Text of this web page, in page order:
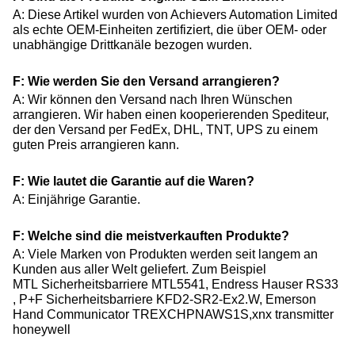
A: Diese Artikel wurden von Achievers Automation Limited
als echte OEM-Einheiten zertifiziert, die über OEM- oder
unabhängige Drittkanäle bezogen wurden.
F: Wie werden Sie den Versand arrangieren?
A: Wir können den Versand nach Ihren Wünschen
arrangieren. Wir haben einen kooperierenden Spediteur,
der den Versand per FedEx, DHL, TNT, UPS zu einem
guten Preis arrangieren kann.
F: Wie lautet die Garantie auf die Waren?
A: Einjährige Garantie.
F: Welche sind die meistverkauften Produkte?
A: Viele Marken von Produkten werden seit langem an
Kunden aus aller Welt geliefert. Zum Beispiel
MTL Sicherheitsbarriere MTL5541, Endress Hauser​ RS33
, P+F Sicherheitsbarriere KFD2-SR2-Ex2.W, Emerson
Hand Communicator TREXCHPNAWS1S,xnx transmitter
honeywell